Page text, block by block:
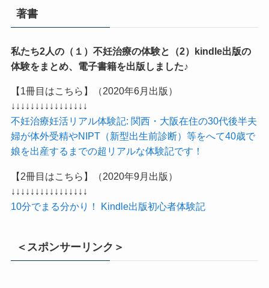
著書
私たち2人の（１）不妊治療の体験と（2）kindle出版の
体験をまとめ、電子書籍を出版しました♪
【1冊目はこちら】（2020年6月出版）
↓↓↓↓↓↓↓↓↓↓↓↓↓↓↓↓
不妊治療妊活リアル体験記: 関西・大阪在住の30代後半夫
婦が体外受精やNIPT（新型出生前診断）等をへて40歳で
娘を出産するまでの超リアルな体験記です！
【2冊目はこちら】（2020年9月出版）
↓↓↓↓↓↓↓↓↓↓↓↓↓↓↓↓
10分でまる分かり！ Kindle出版初心者体験記
＜スポンサーリンク＞